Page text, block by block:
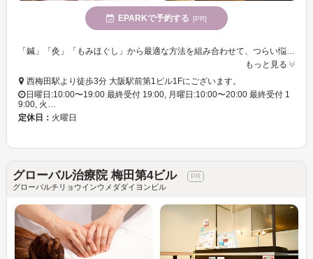
EPARKで予約する [PR]
「鍼」「灸」「もみほぐし」から最適な方法を組み合わせて、つらい悩みを解消へ導きます!30分〜の短時間コースもあり。
もっと見る
西梅田駅より徒歩3分 大阪駅前第1ビル1Fにございます。
日曜日:10:00〜19:00 最終受付 19:00, 月曜日:10:00〜20:00 最終受付 1
9:00, 火…
定休日： 火曜日
グローバル治療院 梅田第4ビル
グローバルチリョウインウメダダイヨンビル